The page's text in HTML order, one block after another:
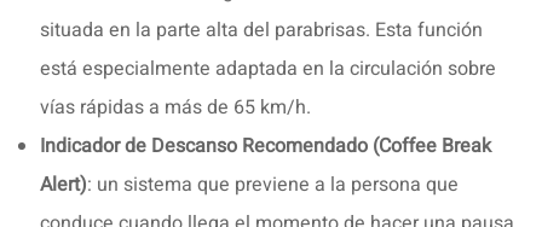
situada en la parte alta del parabrisas. Esta función
está especialmente adaptada en la circulación sobre
vías rápidas a más de 65 km/h.
Indicador de Descanso Recomendado (Coffee Break
Alert): un sistema que previene a la persona que